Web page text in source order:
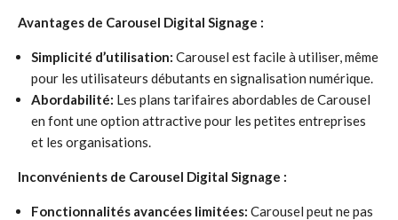
Avantages de Carousel Digital Signage :
Simplicité d’utilisation: Carousel est facile à utiliser, même
pour les utilisateurs débutants en signalisation numérique.
Abordabilité: Les plans tarifaires abordables de Carousel
en font une option attractive pour les petites entreprises
et les organisations.
Inconvénients de Carousel Digital Signage :
Fonctionnalités avancées limitées: Carousel peut ne pas